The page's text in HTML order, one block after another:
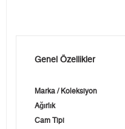
Genel Özellikler
Marka / Koleksiyon
Ağırlık
Cam Tipi